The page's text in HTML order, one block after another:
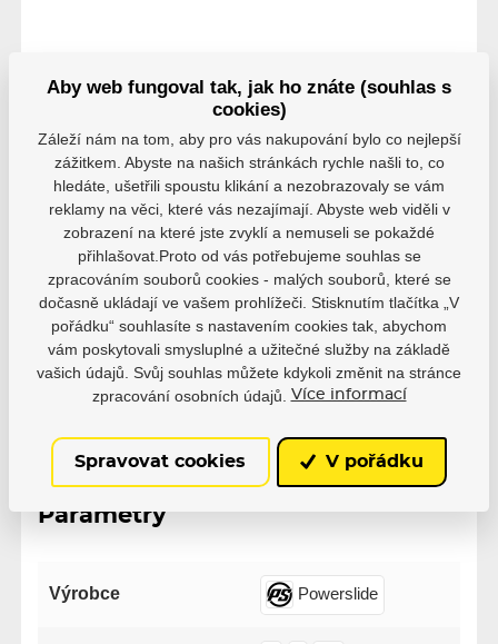
Hodnocení pochází od ověřených uživatelů. Hodnotit
produkty mohou pouze registrovaní uživatelé, kteří si
produkt reálně zakoupili.
0 hodnocení 0 uživatelů doporučuje
0
4
0
1
0
Parametry
Výrobce Powerslide
Aby web fungoval tak, jak ho znáte (souhlas s
cookies)
Záleží nám na tom, aby pro vás nakupování bylo co nejlepší
zážitkem. Abyste na našich stránkách rychle našli to, co
hledáte, ušetřili spoustu klikání a nezobrazovaly se vám
reklamy na věci, které vás nezajímají. Abyste web viděli v
zobrazení na které jste zvyklí a nemuseli se pokaždé
přihlašovat.Proto od vás potřebujeme souhlas se
zpracováním souborů cookies - malých souborů, které se
dočasně ukládají ve vašem prohlížeči. Stisknutím tlačítka „V
pořádku“ souhlasíte s nastavením cookies tak, abychom
vám poskytovali smysluplné a užitečné služby na základě
vašich údajů. Svůj souhlas můžete kdykoli změnit na stránce
zpracování osobních údajů.
Více informací
Spravovat cookies V pořádku